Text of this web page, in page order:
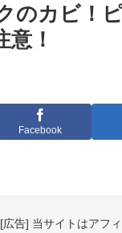
のカビ！
！
Facebook
[広告] 当サイトはアフ